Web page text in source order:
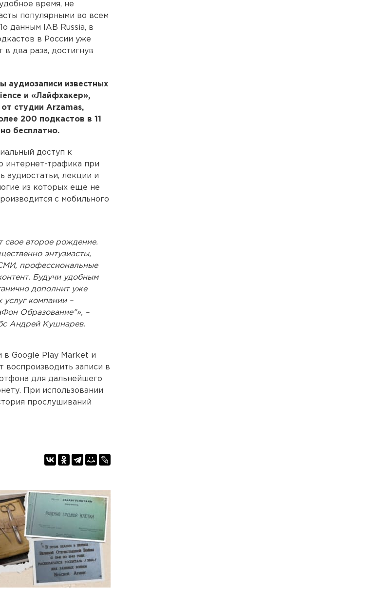
время, не
популярными во всем
данным IAB Russia, в
в России уже
два раза, достигнув
аудиозаписи известных
и «Лайфхакер»,
студии Arzamas,
200 подкастов в 11
бесплатно.
доступ к
интернет-трафика при
аудиостатьи, лекции и
из которых еще не
с мобильного
свое второе рождение.
энтузиасты,
профессиональные
Будучи удобным
дополнит уже
компании –
Образование”», –
Андрей Кушнарев.
в Google Play Market и
записи в
для дальнейшего
При использовании
прослушиваний